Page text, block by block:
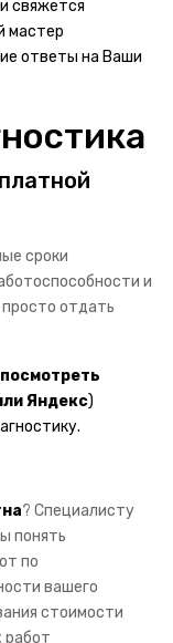
свяжется
мастер
ответы на Ваши
сроки
и
отдать
Яндекс)
? Специалисту
понять
по
вашего
стоимости
работ